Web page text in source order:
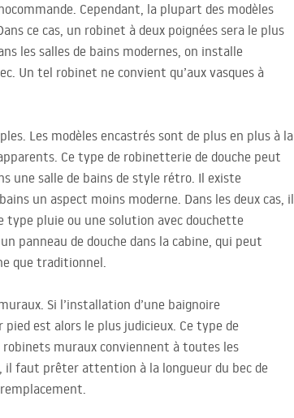
Cependant, la plupart des modèles
ce cas, un robinet à deux poignées sera le plus
les salles de bains modernes, on installe
Un tel robinet ne convient qu’aux vasques à
Les modèles encastrés sont de plus en plus à la
Ce type de robinetterie de douche peut
une salle de bains de style rétro. Il existe
un aspect moins moderne. Dans les deux cas, il
type pluie ou une solution avec douchette
panneau de douche dans la cabine, qui peut
que traditionnel.
Si l’installation d’une baignoire
est alors le plus judicieux. Ce type de
muraux conviennent à toutes les
il faut prêter attention à la longueur du bec de